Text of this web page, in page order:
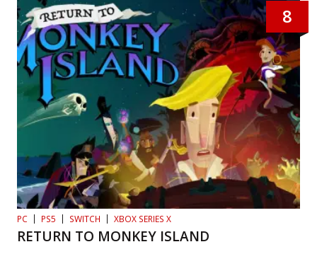
8
PC PS5 SWITCH XBOX SERIES X
RETURN TO MONKEY ISLAND